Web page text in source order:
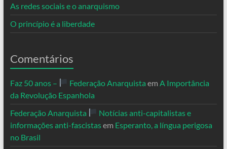
As redes sociais e o anarquismo
O princípio é a liberdade
Comentários
Faz 50 anos – Federação Anarquista em A Importância
da Revolução Espanhola
Federação Anarquista
Notícias anti-capitalistas e
informações anti-fascistasem Esperanto, a língua perigosa
no Brasil